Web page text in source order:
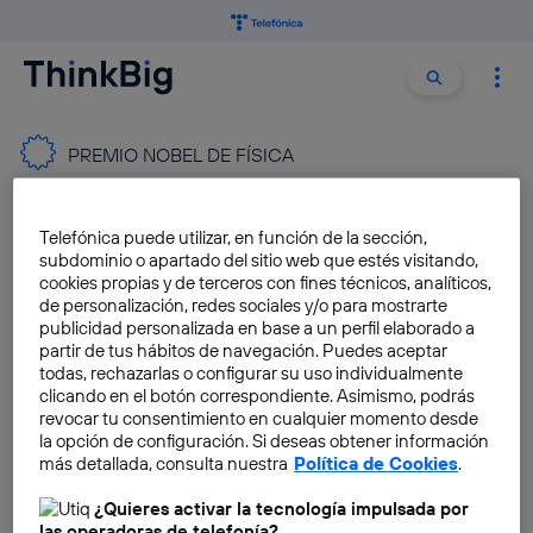
Buscar
PREMIO NOBEL DE FÍSICA
Los exoplanetas y la
evolución del cosmos reciben
el Nobel de Física
Fran Castillo
Los descubridores de las
ondas gravitacionales ganan
el Nobel de Física
Angela Bernardo
Telefónica puede utilizar, en función de la sección,
subdominio o apartado del sitio web que estés visitando,
cookies propias y de terceros con fines técnicos, analíticos,
de personalización, redes sociales y/o para mostrarte
publicidad personalizada en base a un perfil elaborado a
partir de tus hábitos de navegación. Puedes aceptar
todas, rechazarlas o configurar su uso individualmente
clicando en el botón correspondiente. Asimismo, podrás
revocar tu consentimiento en cualquier momento desde
la opción de configuración. Si deseas obtener información
más detallada, consulta nuestra Política de Cookies.
¿Quieres activar la tecnología impulsada por